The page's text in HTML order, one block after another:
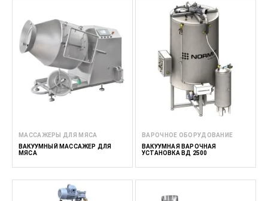
МАССАЖЕРЫ ДЛЯ МЯСА
ВАКУУМНЫЙ МАССАЖЕР ДЛЯ
МЯСА
ВАРОЧНОЕ ОБОРУДОВАНИЕ
ВАКУУМНАЯ ВАРОЧНАЯ
УСТАНОВКА ВД 2500